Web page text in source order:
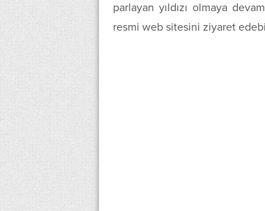
parlayan yıldızı olmaya
resmi web sitesini ziyaret